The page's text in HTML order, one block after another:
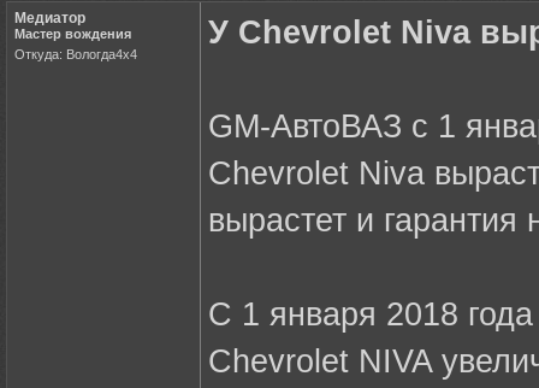
Медиатор
Мастер вождения
Откуда: Вологда4х4
У Chevrolet Niva
GM-АвтоВАЗ с 1
Chevrolet Niva
вырастет и гарантия
C 1 января 2018
Chevrolet NIVA